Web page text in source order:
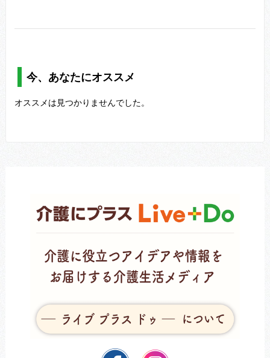
今、あなたにオススメ
オススメは見つかりませんでした。